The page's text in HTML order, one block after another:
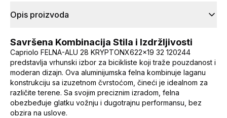
Opis proizvoda
Savršena Kombinacija Stila i Izdržljivosti
Capriolo FELNA-ALU 28 KRYPTONX622x19 32 120244
predstavlja vrhunski izbor za bicikliste koji traže pouzdanost i
moderan dizajn. Ova aluminijumska felna kombinuje laganu
konstrukciju sa izuzetnom čvrstoćom, čineći je idealnom za
različite terene. Sa svojim preciznim izradom, felna
obezbeđuje glatku vožnju i dugotrajnu performansu, bez
obzira na uslove.